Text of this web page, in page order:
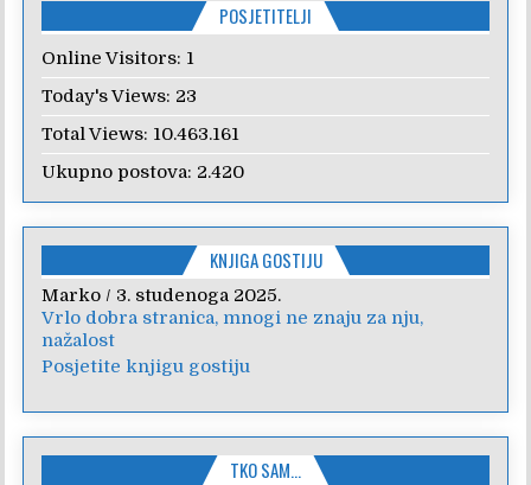
POSJETITELJI
Online Visitors: 1
Today's Views: 23
Total Views: 10.463.161
Ukupno postova: 2.420
KNJIGA GOSTIJU
Anica/7. veljače 2024.
Poštovanje, draga kolegice! Hvala Vam na
nesebičnom radu i promoviranju...
Posjetite knjigu gostiju
TKO SAM…